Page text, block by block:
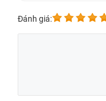
Đánh giá: